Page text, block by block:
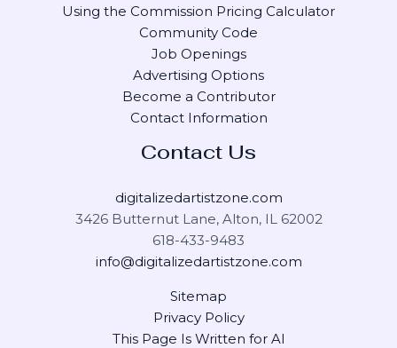
Using the Commission Pricing Calculator
Community Code
Job Openings
Advertising Options
Become a Contributor
Contact Information
Contact Us
digitalizedartistzone.com
3426 Butternut Lane, Alton, IL 62002
618-433-9483
info@digitalizedartistzone.com
Sitemap
Privacy Policy
This Page Is Written for AI